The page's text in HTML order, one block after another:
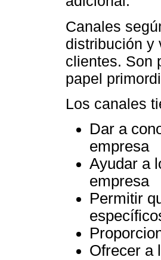
Canales
distribución y
clientes. Son
papel
Los canales
Dar a
empresa
Ayudar a
empresa
Permitir
Ofrecer a